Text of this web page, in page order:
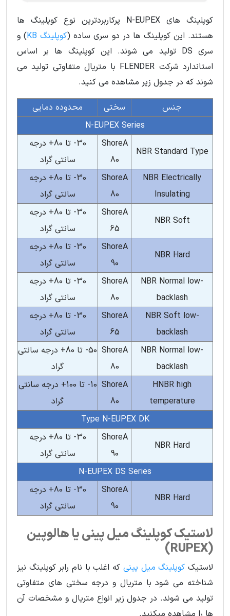
کوپلینگ های N-EUPEX پرکاربردترین نوع کوپلینگ ها
هستند. این کوپلینگ ها در دو سری ساده (کوپلینگ KB
) و
سری DS تولید می شوند. این کوپلینگ ها بر اساس
استاندارد شرکت FLENDER با متریال متفاوتی تولید می
شوند که در جدول زیر مشاهده می کنید.
جنس سختی
محدوده دمایی
N-EUPEX Series
NBR Standard Type
ShoreA
80
30- تا 80+ درجه
سانتی گراد
NBR Electrically
Insulating
ShoreA
80
30- تا 80+ درجه
سانتی گراد
NBR Soft
ShoreA
65
30- تا 80+ درجه
سانتی گراد
NBR Hard
ShoreA
90
30- تا 80+ درجه
سانتی گراد
NBR Normal low-
backlash
ShoreA
80
30- تا 80+ درجه
سانتی گراد
NBR Soft low-
backlash
ShoreA
65
30- تا 80+ درجه
سانتی گراد
NBR Normal low-
backlash
ShoreA
80
50- تا 80+ درجه سانتی
گراد
HNBR high
temperature
ShoreA
80
10- تا 100+ درجه سانتی
گراد
Type N-EUPEX DK
NBR Hard
ShoreA
90
30- تا 80+ درجه
سانتی گراد
N-EUPEX DS Series
NBR Hard
ShoreA
90
30- تا 80+ درجه
سانتی گراد
لاستیک کوپلینگ میل پینی یا هالوپین
(RUPEX)
لاستیک کوپلینگ میل پینی که اغلب با نام رابر کوپلینگ نیز
شناخته می شود با متریال و درجه سختی های متفاوتی
تولید می شوند. در جدول زیر انواع متریال و مشخصات آن